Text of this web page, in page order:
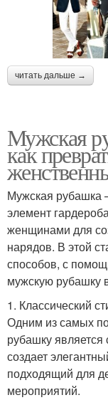
читать дальше →
Мужская
как
Мужская рубашка
элемент
женщинами для
нарядов. В этой
способов, с
мужскую рубашку
1. Классический
Одним из самых
рубашку является
создает
подходящий для
мероприятий.